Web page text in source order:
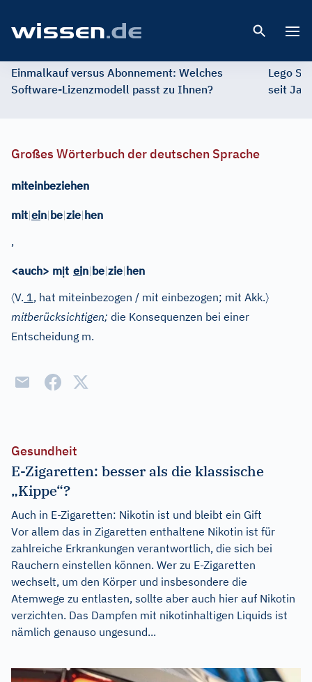
Einmalkauf versus Abonnement: Welches
Software-Lizenzmodell passt zu Ihnen?
Lego
seit
Großes Wörterbuch der deutschen Sprache
miteinbeziehen
mit|ein|be|zie|hen
,
<auch> mịt ein|be|zie|hen
〈V. 1, hat miteinbezogen / mit einbezogen; mit Akk.〉
mitberücksichtigen; die Konsequenzen bei einer
Entscheidung m.
Gesundheit
E-Zigaretten: besser als die klassische
„Kippe“?
Auch in E-Zigaretten: Nikotin ist und bleibt ein Gift
Vor allem das in Zigaretten enthaltene Nikotin ist für
zahlreiche Erkrankungen verantwortlich, die sich bei
Rauchern einstellen können. Wer zu E-Zigaretten
wechselt, um den Körper und insbesondere die
Atemwege zu entlasten, sollte aber auch hier auf Nikotin
verzichten. Das Dampfen mit nikotinhaltigen Liquids ist
nämlich genauso ungesund...